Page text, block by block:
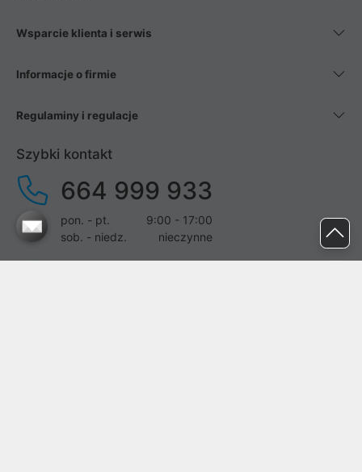
Wsparcie klienta i serwis
Informacje o firmie
Regulaminy i regulacje
Szybki kontakt
664 999 933
pon. - pt.
9:00 - 17:00
sob. - niedz.
nieczynne